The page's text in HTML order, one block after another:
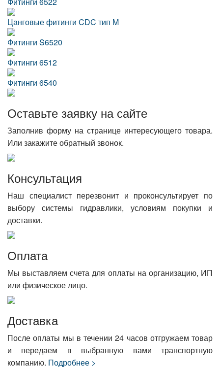
Цанговые фитинги CDC тип M
Фитинги S6520
Фитинги 6512
Фитинги 6540
Оставьте заявку на сайте
Заполнив форму на странице интересующего товара.
Или закажите обратный звонок.
Консультация
Наш специалист перезвонит и проконсультирует по
выбору системы гидравлики, условиям покупки и
доставки.
Оплата
Мы выставляем счета для оплаты на организацию, ИП
или физическое лицо.
Доставка
После оплаты мы в течении 24 часов отгружаем товар
и передаем в выбранную вами транспортную
компанию. Подробнее >